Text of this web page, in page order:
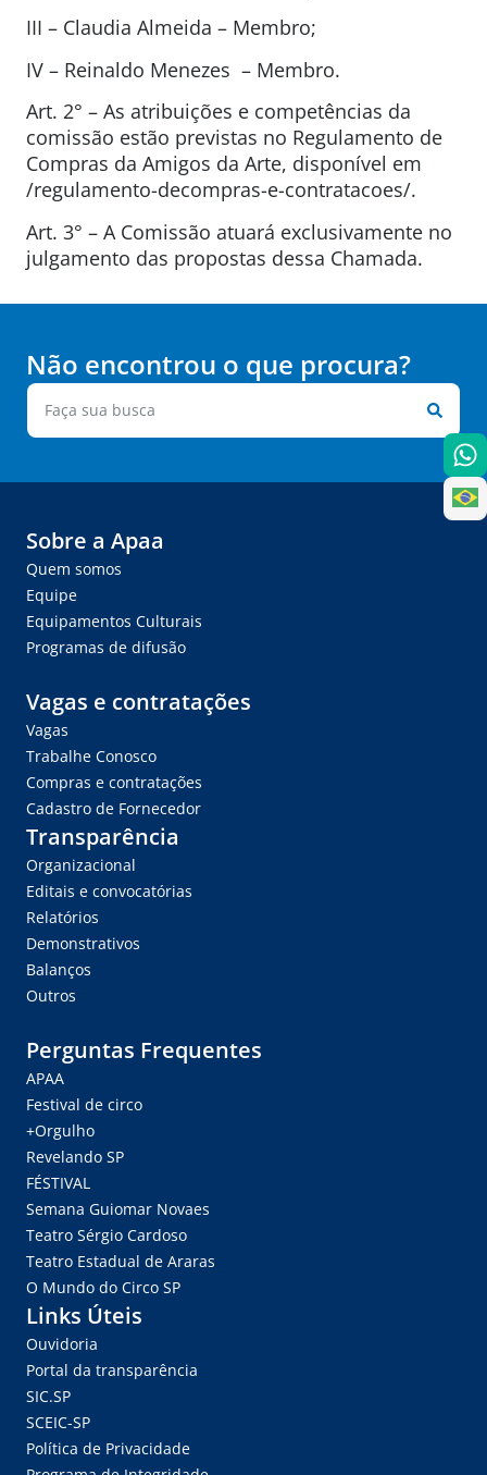
III – Claudia Almeida – Membro;
IV – Reinaldo Menezes – Membro.
Art. 2° – As atribuições e competências da
comissão estão previstas no Regulamento de
Compras da Amigos da Arte, disponível em
/regulamento-decompras-e-contratacoes/.
Art. 3° – A Comissão atuará exclusivamente no
julgamento das propostas dessa Chamada.
Não encontrou o que procura?
Sobre a Apaa
Quem somos
Equipe
Equipamentos Culturais
Programas de difusão
Vagas e contratações
Vagas
Trabalhe Conosco
Compras e contratações
Cadastro de Fornecedor
Transparência
Organizacional
Editais e convocatórias
Relatórios
Demonstrativos
Balanços
Outros
Perguntas Frequentes
APAA
Festival de circo
+Orgulho
Revelando SP
FÉSTIVAL
Semana Guiomar Novaes
Teatro Sérgio Cardoso
Teatro Estadual de Araras
O Mundo do Circo SP
Links Úteis
Ouvidoria
Portal da transparência
SIC.SP
SCEIC-SP
Política de Privacidade